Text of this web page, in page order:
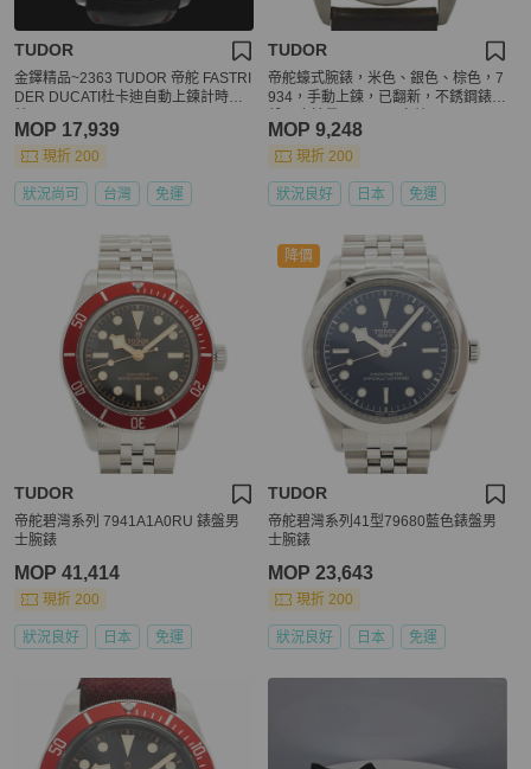
TUDOR
金鐸精品~2363 TUDOR 帝舵 FASTRI
DER DUCATI杜卡迪自動上鍊計時男
MOP 17,939
現折 200
狀況尚可 台灣 免運
TUDOR
帝舵蠔式腕錶，米色、銀色、棕色，7
934，手動上鍊，已翻新，不銹鋼錶
MOP 9,248
現折 200
狀況良好 日本 免運
TUDOR
帝舵碧灣系列 7941A1A0RU 錶盤男
士腕錶
MOP 41,414
現折 200
狀況良好 日本 免運
降價
TUDOR
帝舵碧灣系列41型79680藍色錶盤男
士腕錶
MOP 23,643
現折 200
狀況良好 日本 免運